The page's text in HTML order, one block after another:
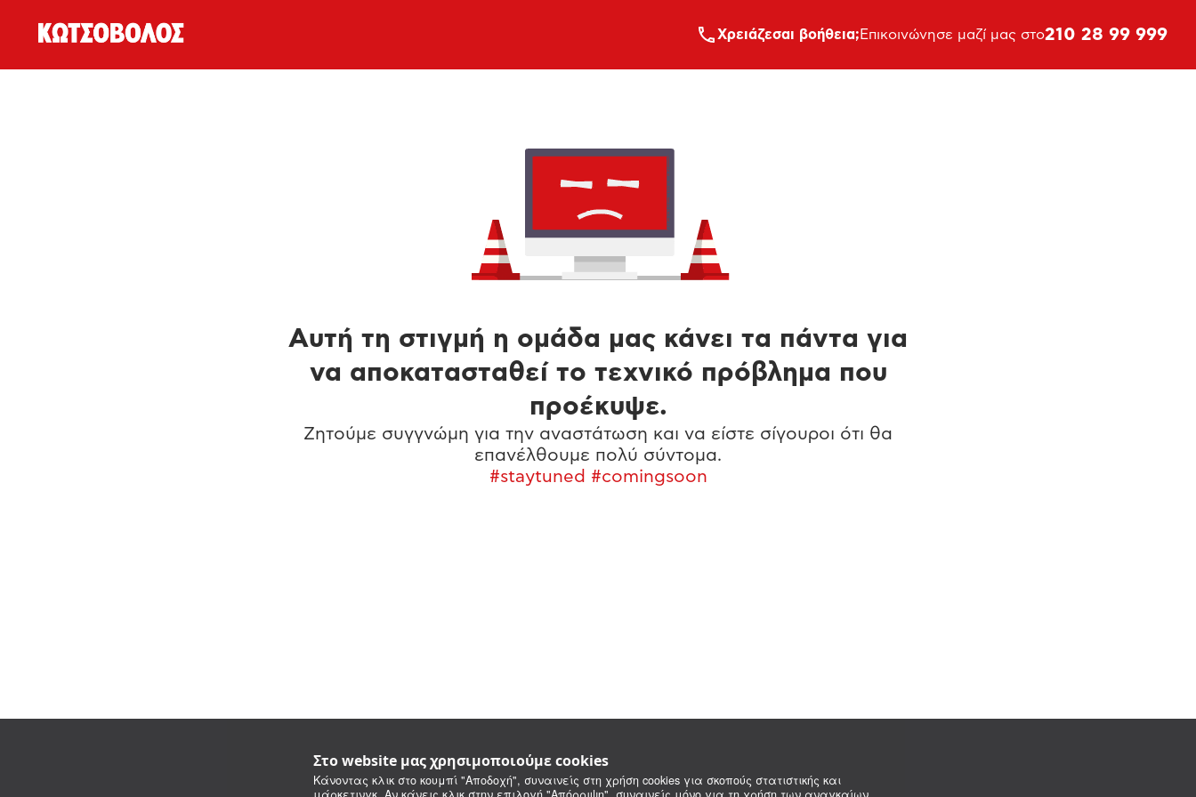
Στο website μας χρησιμοποιούμε cookies
Κάνοντας κλικ στο κουμπί "Αποδοχή", συναινείς στη χρήση cookies για σκοπούς στατιστικής και
Xρειάζεσαι βοήθεια; Επικοινώνησε μαζί μας στο210 28 99 999
Αυτή τη στιγμή η ομάδα μας κάνει τα πάντα για
να αποκατασταθεί το τεχνικό πρόβλημα που
προέκυψε.
Ζητούμε συγγνώμη για την αναστάτωση και να είστε σίγουροι ότι θα
επανέλθουμε πολύ σύντομα.
#staytuned #comingsoon